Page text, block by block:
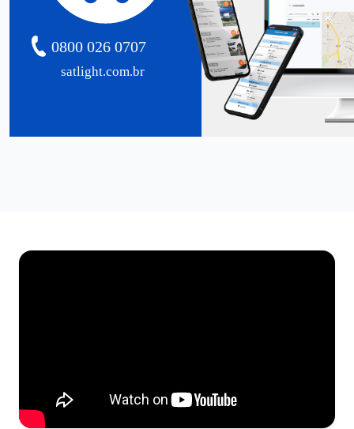
satlight.com.br
0800 026 0707